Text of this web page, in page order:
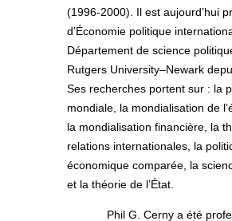
(1996-2000). Il est aujourd’hui
d’Économie politique
Département de science
Rutgers University–Newark
Ses recherches portent sur : la
mondiale, la mondialisation de
la mondialisation financière, la
relations internationales, la
économique comparée, la
et la théorie de l’État.
Phil G. Cerny a été